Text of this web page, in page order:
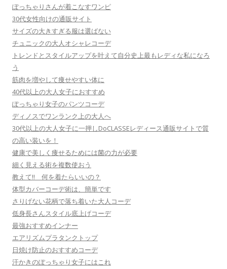
ぽっちゃりさんが着こなすワンピ
30代女性向けの通販サイト
サイズの大きすぎる服は選ばない
チュニックの大人オシャレコーデ
トレンドとスタイルアップを叶えて自分史上最もレディな私になろ
う
筋肉を増やして痩せやすい体に
40代以上の大人女子におすすめ
ぽっちゃり女子のパンツコーデ
ディノスでワンランク上の大人へ
30代以上の大人女子に一押しDoCLASSEレディース通販サイトで質
の高い装いを！
健康で美しく痩せるためには菌の力が必要
細く見える術を複数使おう
教えて!! 何を着たらいいの？
体型カバーコーデ術は、簡単です
さりげない花柄で落ち着いた大人コーデ
低身長さんスタイル底上げコーデ
最強おすすめインナー
エアリズムプラタンクトップ
日焼け防止のおすすめコーデ
汗かきのぽっちゃり女子にはこれ